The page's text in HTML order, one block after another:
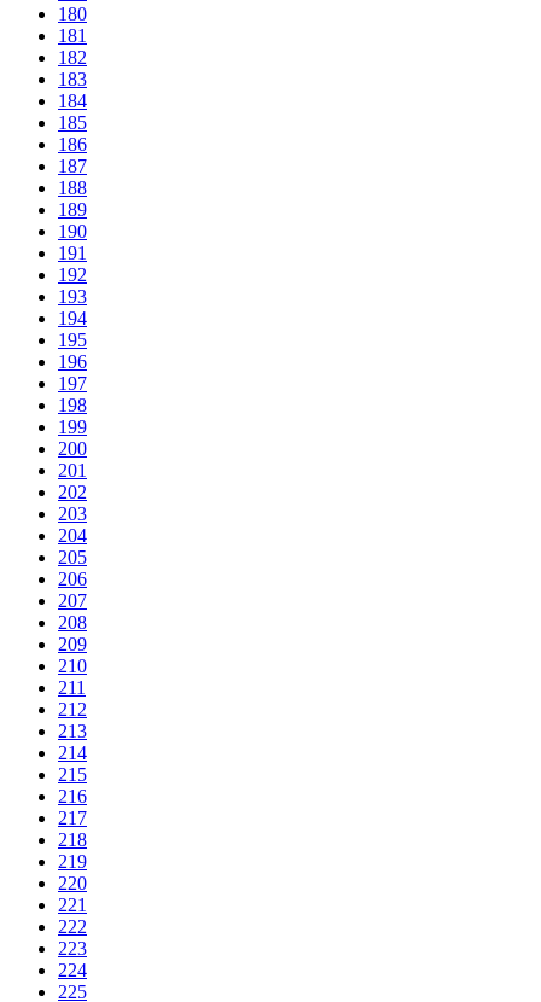
180
181
182
183
184
185
186
187
188
189
190
191
192
193
194
195
196
197
198
199
200
201
202
203
204
205
206
207
208
209
210
211
212
213
214
215
216
217
218
219
220
221
222
223
224
225